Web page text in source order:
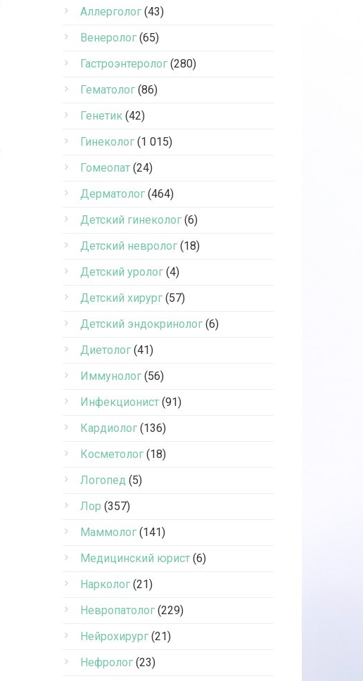
Аллерголог (43)
Венеролог (65)
Гастроэнтеролог (280)
Гематолог (86)
Генетик (42)
Гинеколог (1 015)
Гомеопат (24)
Дерматолог (464)
Детский гинеколог (6)
Детский невролог (18)
Детский уролог (4)
Детский хирург (57)
Детский эндокринолог (6)
Диетолог (41)
Иммунолог (56)
Инфекционист (91)
Кардиолог (136)
Косметолог (18)
Логопед (5)
Лор (357)
Маммолог (141)
Медицинский юрист (6)
Нарколог (21)
Невропатолог (229)
Нейрохирург (21)
Нефролог (23)